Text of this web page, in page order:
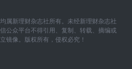
属新理财杂志社所有。未经新理财杂志社
公众平台不得引用、复制、转载、摘编或
镜像。版权所有，侵权必究！